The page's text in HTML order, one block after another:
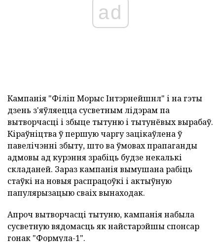
ad
Кампанія "Філіп Морыс Інтэрнейшнл" і на гэты
дзень з'яўляецца сусветным лідэрам па
вытворчасці і збыце тытуню і тытунёвых вырабаў.
Кіраўніцтва ў першую чаргу зацікаўлена ў
павелічэнні збыту, што ва ўмовах прапаганды
адмовы ад курэння зрабіць будзе некалькі
складаней. Зараз кампанія вымушана рабіць
стаўкі на новыя распрацоўкі і актыўную
папулярызацыю сваіх вынаходак.
Апроч вытворчасці тытуню, кампанія набыла
сусветную вядомасць як найстарэйшы спонсар
гонак "Формула-1".